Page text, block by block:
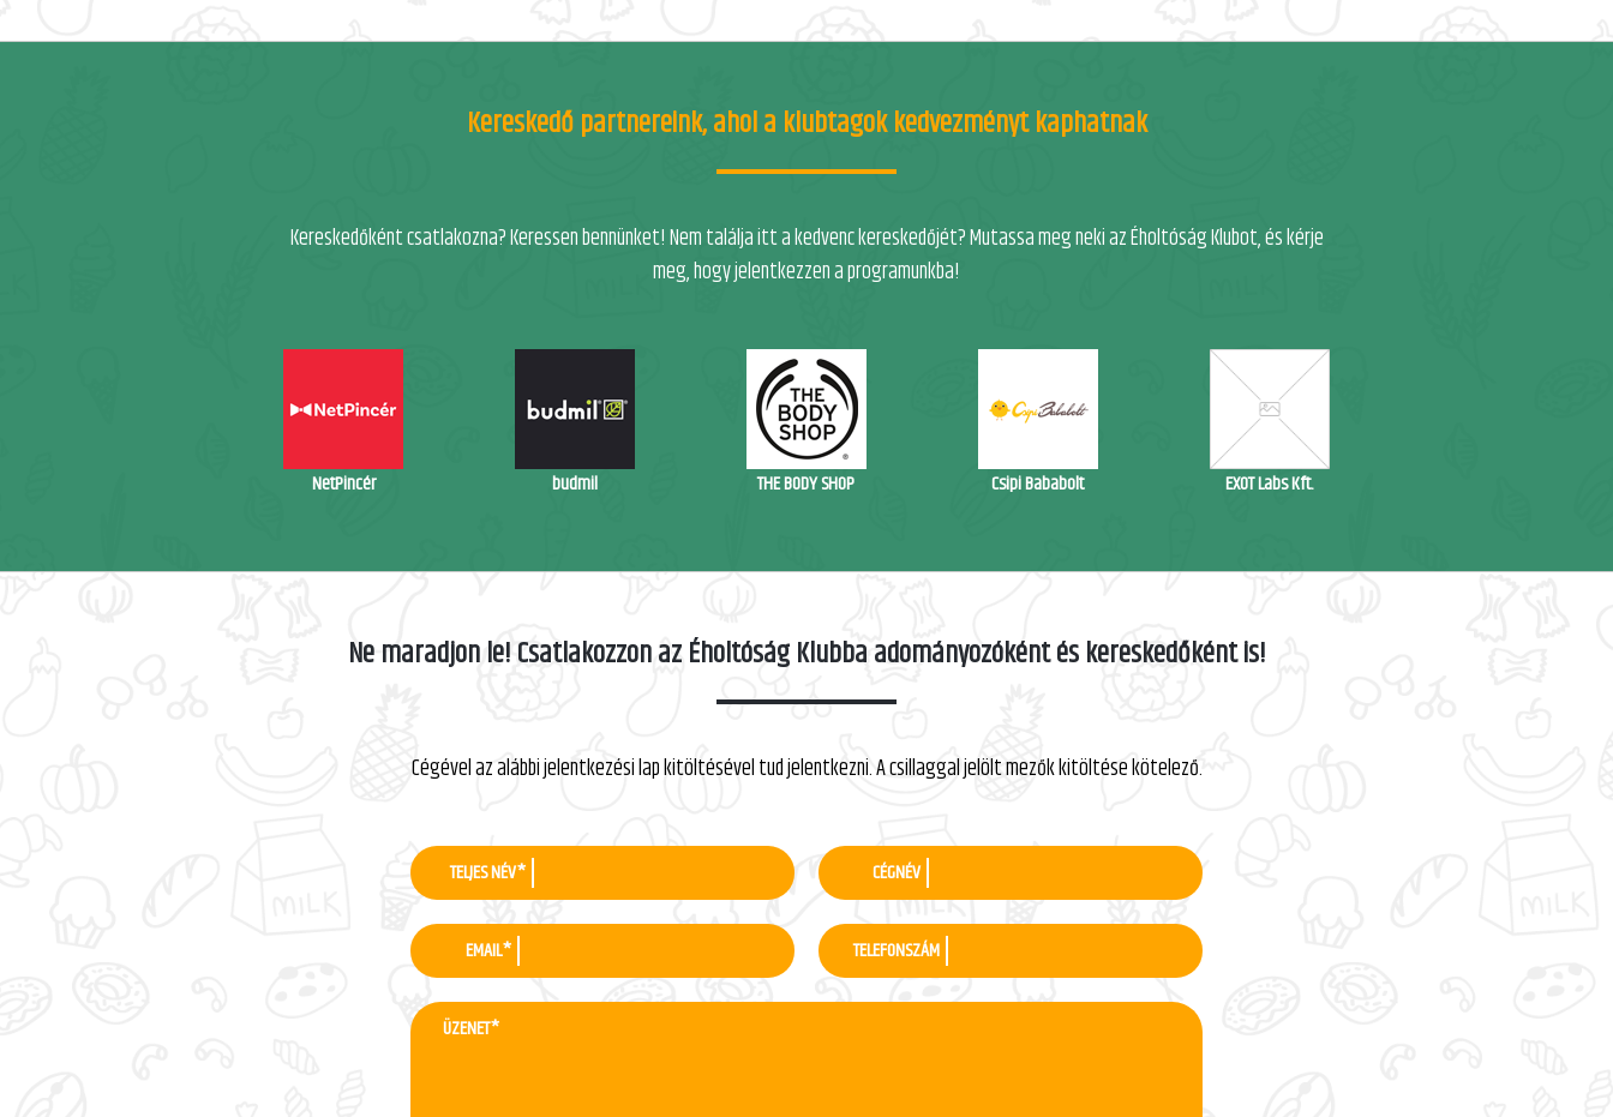
Kereskedő partnereink, ahol a klubtagok kedvezményt kaphatnak
Kereskedőként csatlakozna? Keressen bennünket! Nem találja itt a kedvenc kereskedőjét? Mutassa meg neki az Éholtóság Klubot, és kérje
meg, hogy jelentkezzen a programunkba!
NetPincér budmil THE BODY SHOP Csipi Bababolt EXOT Labs Kft.
Ne maradjon le! Csatlakozzon az Éholtóság Klubba adományozóként és kereskedőként is!
Cégével az alábbi jelentkezési lap kitöltésével tud jelentkezni. A csillaggal jelölt mezők kitöltése kötelező.
TELJES NÉV* CÉGNÉV
EMAIL* TELEFONSZÁM
ÜZENET*